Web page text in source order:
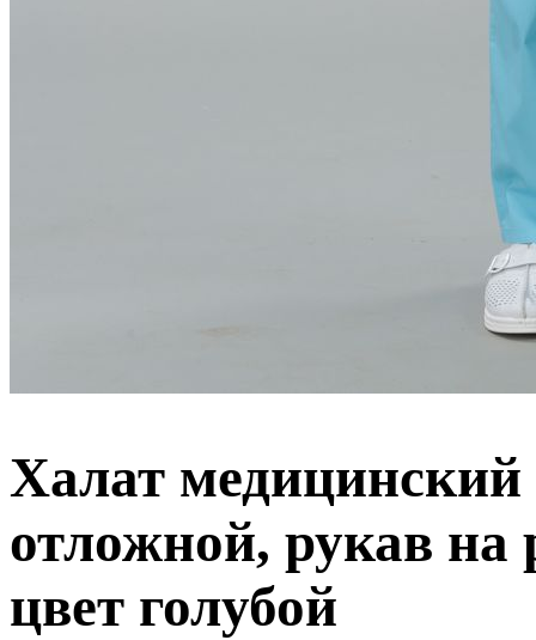
Халат
отложной, рукав на
цвет голубой